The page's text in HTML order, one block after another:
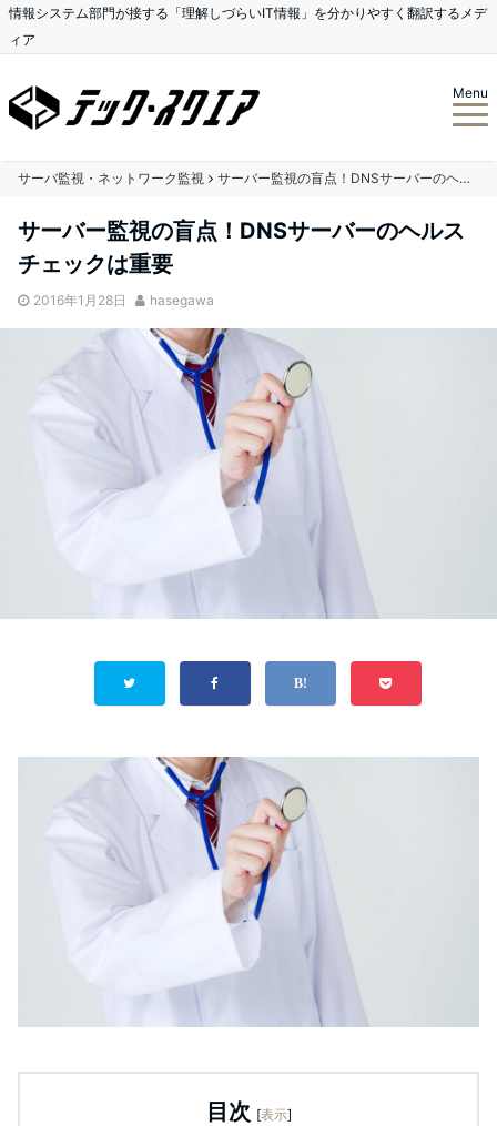
情報システム部門が接する「理解しづらいIT情報」を分かりやすく翻訳するメデ
ィア
Menu
サーバ監視・ネットワーク監視 サーバー監視の盲点！DNSサーバーのヘルスチェックは重要
サーバー監視の盲点！DNSサーバーのヘルス
チェックは重要
2016年1月28日 hasegawa
目次 [表示]